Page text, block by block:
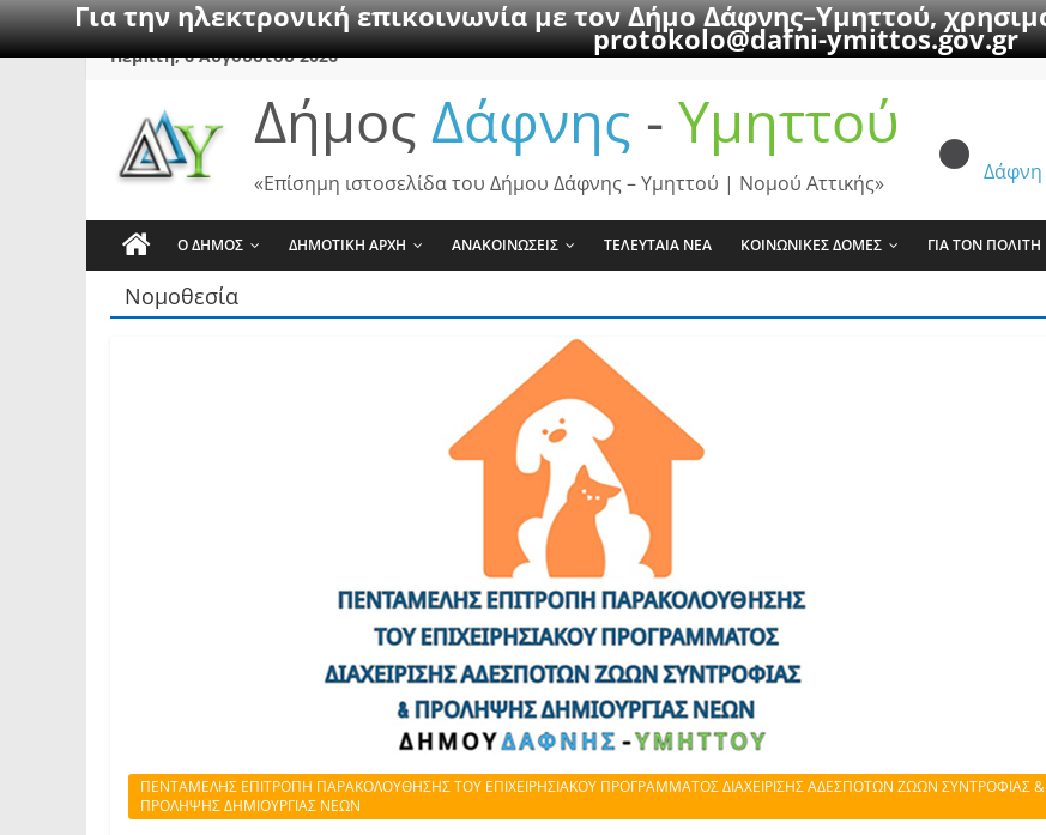
Για την ηλεκτρονική επικοινωνία με τον Δήμο Δάφνης–Υμηττού,
protokolo@dafni-ymittos.gov.gr
SkipΠέμπτη, 6 Αυγούστου 2026
Δήμος Δάφνης - Υμηττού
Δάφνη
«Επίσημη ιστοσελίδα του Δήμου Δάφνης – Υμηττού | Νομού Αττικής»
Ο ΔΗΜΟΣ ΔΗΜΟΤΙΚΗ ΑΡΧΗ ΑΝΑΚΟΙΝΩΣΕΙΣ ΤΕΛΕΥΤΑΙΑ ΝΕΑ ΚΟΙΝΩΝΙΚΕΣ ΔΟΜΕΣ ΓΙΑ ΤΟΝ ΠΟΛΙΤΗ
Νομοθεσία
ΠΕΝΤΑΜΕΛΗΣ ΕΠΙΤΡΟΠΗ ΠΑΡΑΚΟΛΟΥΘΗΣΗΣ ΤΟΥ ΕΠΙΧΕΙΡΗΣΙΑΚΟΥ ΠΡΟΓΡΑΜΜΑΤΟΣ ΔΙΑΧΕΙΡΙΣΗΣ ΑΔΕΣΠΟΤΩΝ ΖΩΩΝ ΣΥΝΤΡΟΦΙΑΣ &
ΠΡΟΛΗΨΗΣ ΔΗΜΙΟΥΡΓΙΑΣ ΝΕΩΝ